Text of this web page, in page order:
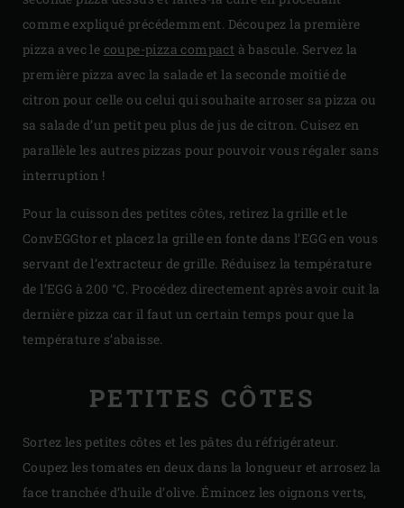
comme expliqué précédemment. Découpez la première
pizza avec le coupe-pizza compact à bascule. Servez la
première pizza avec la salade et la seconde moitié de
citron pour celle ou celui qui souhaite arroser sa pizza ou
sa salade d’un petit peu plus de jus de citron. Cuisez en
parallèle les autres pizzas pour pouvoir vous régaler sans
interruption !
Pour la cuisson des petites côtes, retirez la grille et le
ConvEGGtor et placez la grille en fonte dans l’EGG en vous
servant de l’extracteur de grille. Réduisez la température
de l’EGG à 200 °C. Procédez directement après avoir cuit la
dernière pizza car il faut un certain temps pour que la
température s’abaisse.
PETITES CÔTES
Sortez les petites côtes et les pâtes du réfrigérateur.
Coupez les tomates en deux dans la longueur et arrosez la
face tranchée d’huile d’olive. Émincez les oignons verts,